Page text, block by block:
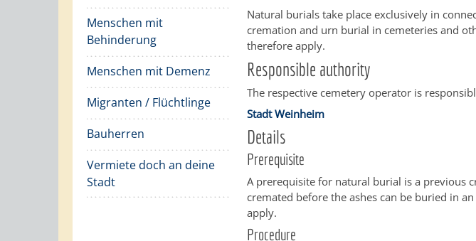
Menschen mit
Behinderung
Menschen mit Demenz
Migranten / Flüchtlinge
Bauherren
Vermiete doch an deine
Stadt
Natural burials take place exclusively in
cremation and urn burial in cemeteries and
therefore apply.
Responsible authority
The respective cemetery operator is
Stadt Weinheim
Details
Prerequisite
A prerequisite for natural burial is a previous
cremated before the ashes can be buried in
apply.
Procedure